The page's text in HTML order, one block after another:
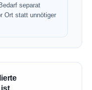
separat
Ort statt unnötiger
ist